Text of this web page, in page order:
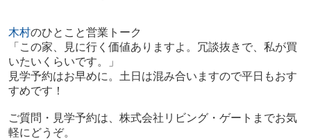
木村のひとこと営業トーク
「この家、見に行く価値ありますよ。冗談抜きで、私が買
いたいくらいです。」
見学予約はお早めに。土日は混み合いますので平日もおす
すめです！
ご質問・見学予約は、株式会社リビング・ゲートまでお気
軽にどうぞ。